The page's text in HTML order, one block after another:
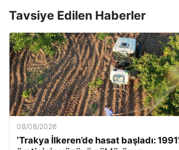
Tavsiye Edilen Haberler
08/08/2026
‘Trakya İlkeren’de hasat başladı: